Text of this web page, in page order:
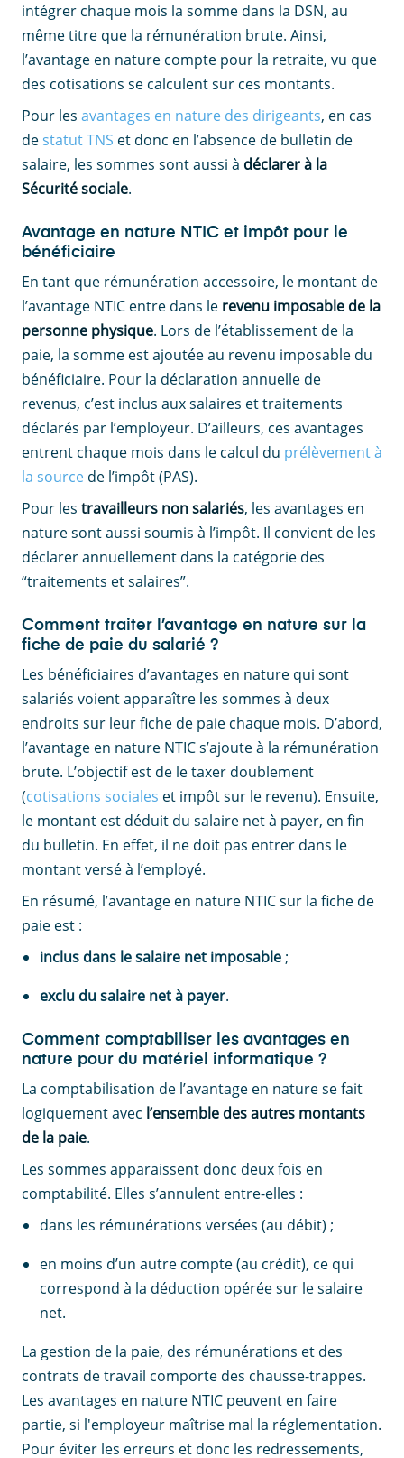
intégrer chaque mois la somme dans la DSN, au
même titre que la rémunération brute. Ainsi,
l’avantage en nature compte pour la retraite, vu que
des cotisations se calculent sur ces montants.
Pour les avantages en nature des dirigeants, en cas
destatut TNS et donc en l’absence de bulletin de
salaire, les sommes sont aussi à déclarer à la
Sécurité sociale.
Avantage en nature NTIC et impôt pour le
bénéficiaire
En tant que rémunération accessoire, le montant de
l’avantage NTIC entre dans le revenu imposable de la
personne physique. Lors de l’établissement de la
paie, la somme est ajoutée au revenu imposable du
bénéficiaire. Pour la déclaration annuelle de
revenus, c’est inclus aux salaires et traitements
déclarés par l’employeur. D’ailleurs, ces avantages
entrent chaque mois dans le calcul du prélèvement à
la source de l’impôt (PAS).
Pour les travailleurs non salariés, les avantages en
nature sont aussi soumis à l’impôt. Il convient de les
déclarer annuellement dans la catégorie des
“traitements et salaires”.
Comment traiter l’avantage en nature sur la
fiche de paie du salarié ?
Les bénéficiaires d’avantages en nature qui sont
salariés voient apparaître les sommes à deux
endroits sur leur fiche de paie chaque mois. D’abord,
l’avantage en nature NTIC s’ajoute à la rémunération
brute. L’objectif est de le taxer doublement
(cotisations sociales et impôt sur le revenu). Ensuite,
le montant est déduit du salaire net à payer, en fin
du bulletin. En effet, il ne doit pas entrer dans le
montant versé à l’employé.
En résumé, l’avantage en nature NTIC sur la fiche de
paie est :
inclus dans le salaire net imposable ;
exclu du salaire net à payer.
Comment comptabiliser les avantages en
nature pour du matériel informatique ?
La comptabilisation de l’avantage en nature se fait
logiquement avec l’ensemble des autres montants
de la paie.
Les sommes apparaissent donc deux fois en
comptabilité. Elles s’annulent entre-elles :
dans les rémunérations versées (au débit) ;
en moins d’un autre compte (au crédit), ce qui
correspond à la déduction opérée sur le salaire
net.
La gestion de la paie, des rémunérations et des
contrats de travail comporte des chausse-trappes.
Les avantages en nature NTIC peuvent en faire
partie, si l'employeur maîtrise mal la réglementation.
Pour éviter les erreurs et donc les redressements,